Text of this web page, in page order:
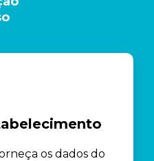
os dados do